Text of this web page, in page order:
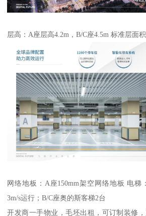
层高：A座层高4.2m，B/C座4.5m 标准层面
网络地板：A座150mm架空网络地板 电梯
3m/s运行；B/C座奥的斯客梯2台
开发商一手物业，毛坯出租，可订制装修